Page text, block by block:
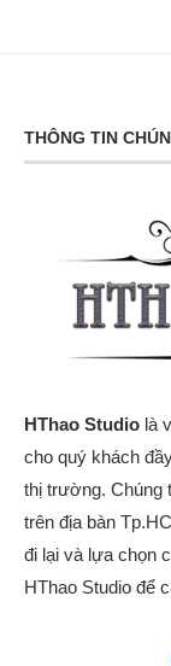
THÔNG TIN
HThao Studio là
cho quý khách
thị trường.
trên địa bàn
đi lại và lựa chọn
HThao Studio để